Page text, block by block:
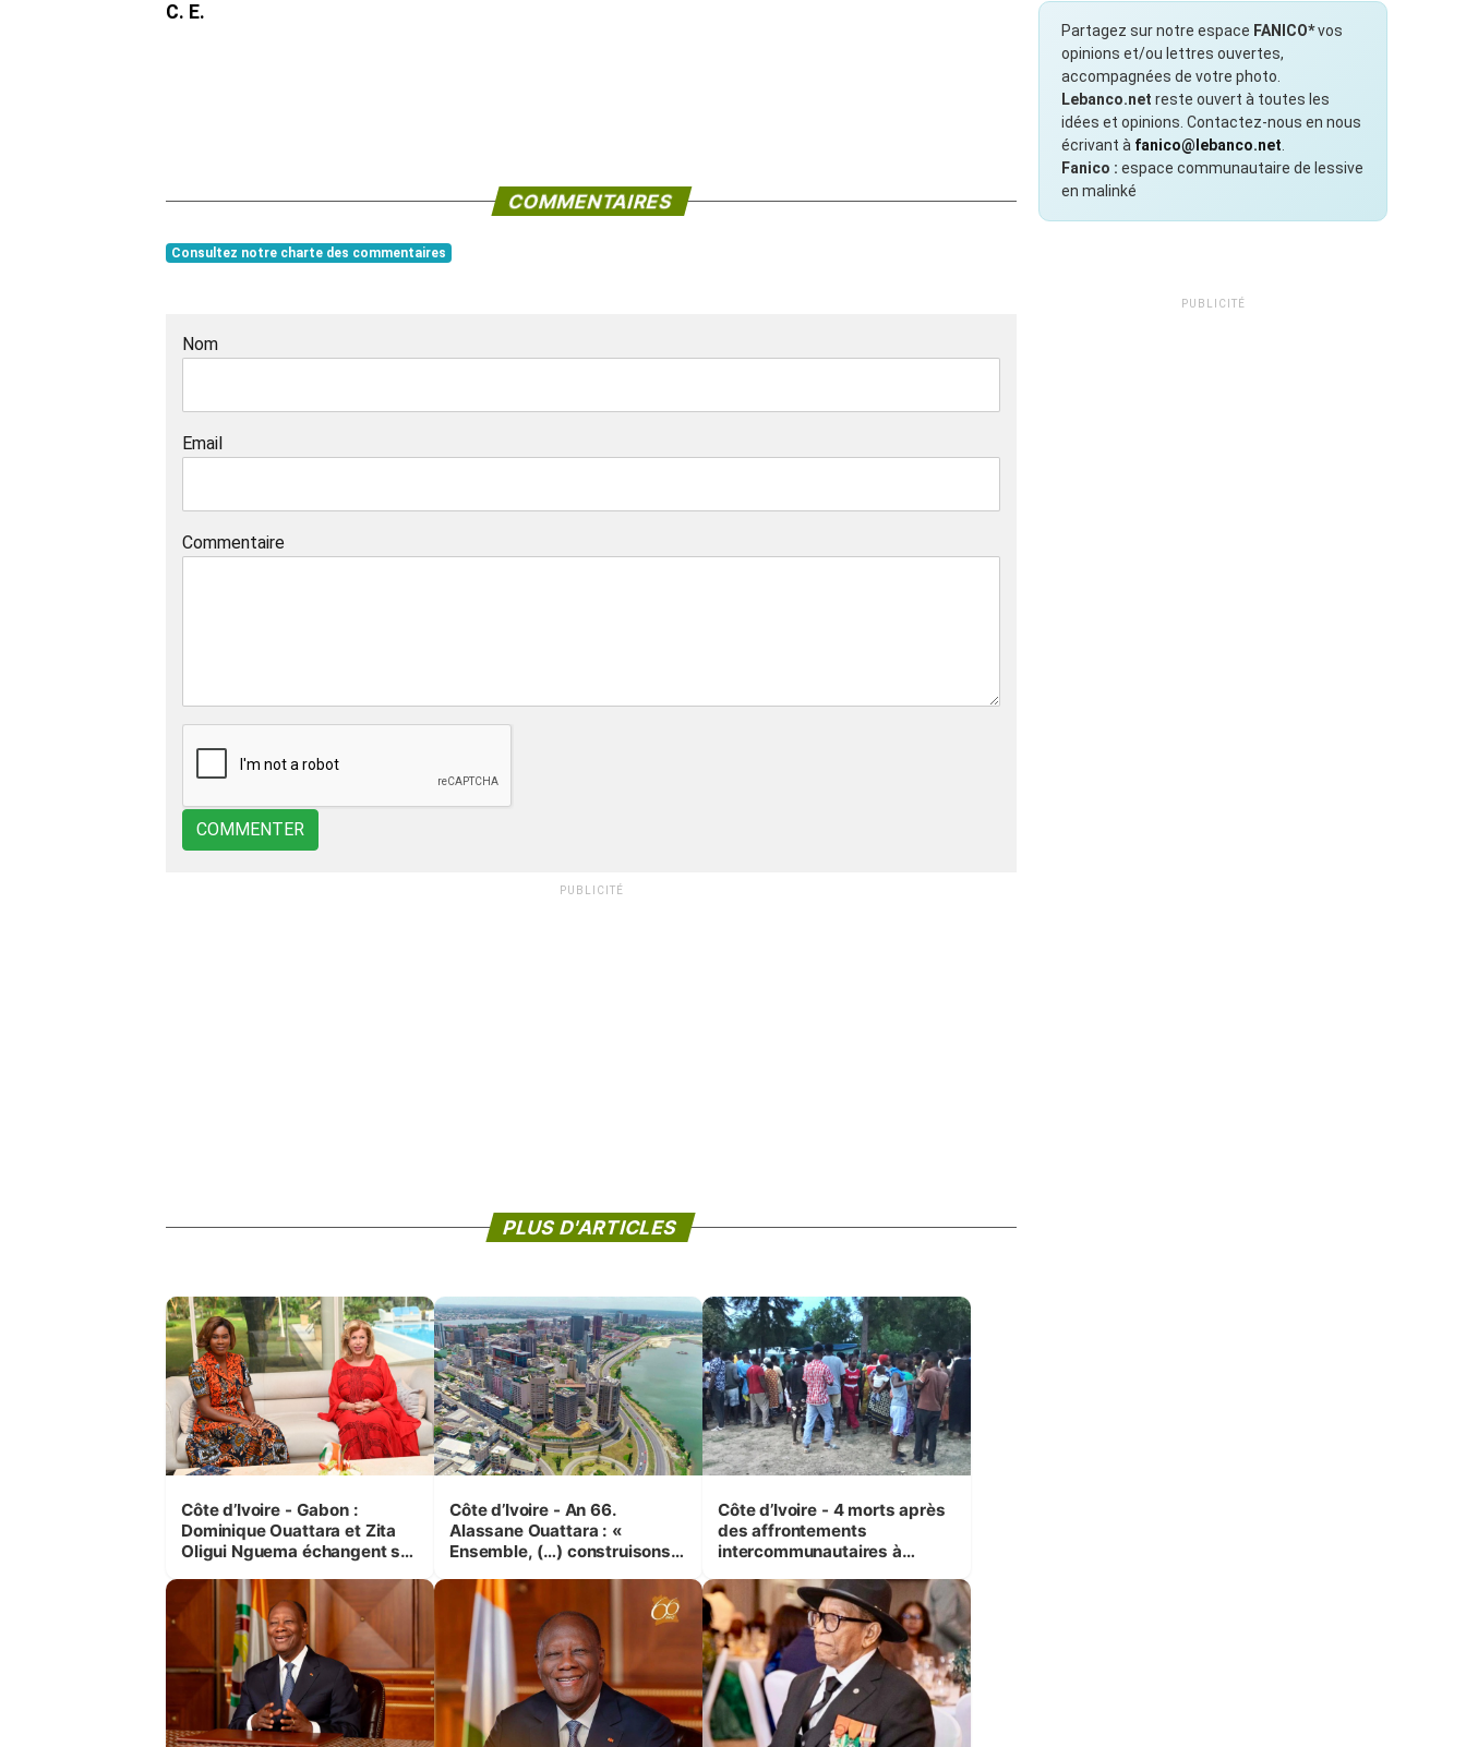
‎C. E.
COMMENTAIRES
Consultez notre charte des commentaires
Nom
Email
Commentaire
COMMENTER
PUBLICITÉ
PLUS D'ARTICLES
Côte d’Ivoire - Gabon :
Dominique Ouattara et Zita
Oligui Nguema échangent sur
femmes et des enfants
Côte d’Ivoire - An 66.
Alassane Ouattara : «
Ensemble, (…) construisons
mêmes et pour les
générations futures »
Côte d’Ivoire - 4 morts après
des affrontements
intercommunautaires à
correspondant au milieu des
sinistrés
Partagez sur notre espace FANICO*vos
opinions et/ou lettres ouvertes,
accompagnées de votre photo.
Lebanco.net reste ouvert à toutes les
idées et opinions. Contactez-nous en nous
écrivant à fanico@lebanco.net
Fanico : espace communautaire de lessive
en malinké
PUBLICITÉ